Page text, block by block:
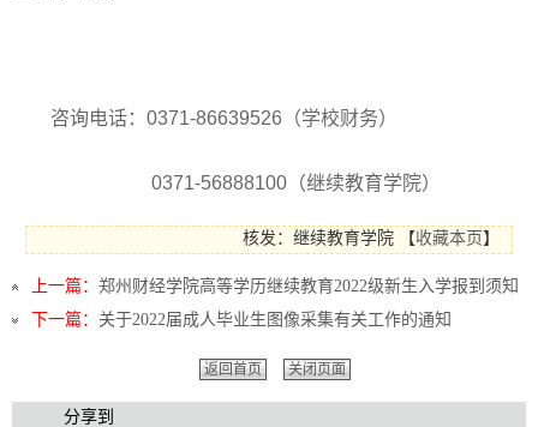
咨询电话： 0371-86639526 （学校财务）
0371-56888100 （继续教育学院）
核发：继续教育学院 【收藏本页 】
上一篇： 郑州财经学院高等学历继续教育2022级新生入学报到须知
下一篇： 关于2022届成人毕业生图像采集有关工作的通知
返回首页 关闭页面
分享到